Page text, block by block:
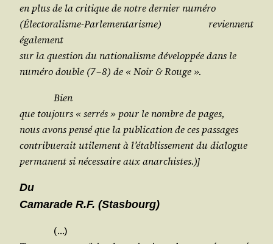
en plus de la cri­tique de notre der­nier numéro
(Élec­to­ra­lisme-Par­le­men­ta­risme) reviennent
également
sur la ques­tion du natio­na­lisme déve­lop­pée dans le
numé­ro double (7 – 8) de « Noir & Rouge ».
Bien
que tou­jours « ser­rés » pour le nombre de pages,
nous avons pen­sé que la publi­ca­tion de ces passages
contri­bue­rait uti­le­ment à l’é­ta­blis­se­ment du dialogue
per­ma­nent si néces­saire aux anarchistes.)]
Du
Cama­rade R.F. (Stas­bourg)
(…)